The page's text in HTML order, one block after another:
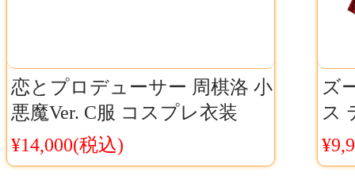
恋とプロデューサー 周棋洛 小
悪魔Ver. C服 コスプレ衣装
Cosyaya通販 送料無料
¥14,000(税込)
ズ
ス